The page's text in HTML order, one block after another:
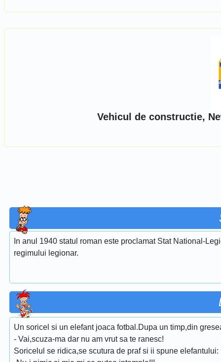
Vehicul de constructie,
In anul 1940 statul roman este proclamat Stat National-
regimului legionar.
Un soricel si un elefant joaca fotbal.Dupa un timp,din
- Vai,scuza-ma dar nu am vrut sa te ranesc!
Soricelul se ridica,se scutura de praf si ii spune elefantului: